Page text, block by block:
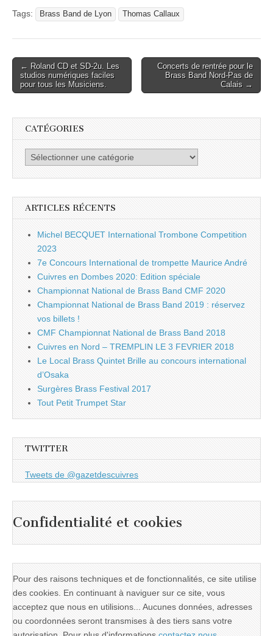
Tags: Brass Band de Lyon Thomas Callaux
Post
navigation
← Roland CD et SD-2u. Les
studios numériques faciles
pour tous les Musiciens.
Concerts de rentrée pour le
Brass Band Nord-Pas de
Calais →
CATÉGORIES
Catégories
ARTICLES RÉCENTS
Michel BECQUET International Trombone Competition
2023
7e Concours International de trompette Maurice André
Cuivres en Dombes 2020: Edition spéciale
Championnat National de Brass Band CMF 2020
Championnat National de Brass Band 2019 : réservez
vos billets !
CMF Championnat National de Brass Band 2018
Cuivres en Nord – TREMPLIN LE 3 FEVRIER 2018
Le Local Brass Quintet Brille au concours international
d’Osaka
Surgères Brass Festival 2017
Tout Petit Trumpet Star
TWITTER
Tweets de @gazetdescuivres
Confidentialité et cookies
Pour des raisons techniques et de fonctionnalités, ce site utilise
des cookies. En continuant à naviguer sur ce site, vous
acceptez que nous en utilisions... Aucunes données, adresses
ou coordonnées seront transmises à des tiers sans votre